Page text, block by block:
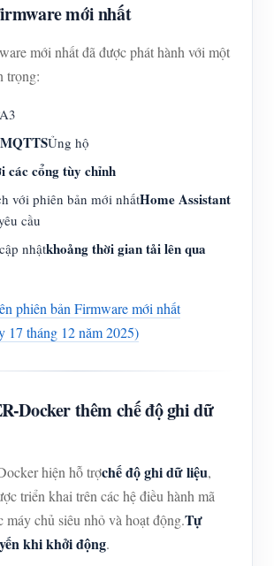
mới nhất
mới nhất đã được phát hành với một
trọng:
MQTTSỦng hộ
các cổng tùy chỉnh
với phiên bản mới nhấtHome Assistant
cầu
nhậtkhoảng thời gian tải lên qua
phiên bản Firmware mới nhất
17 tháng 12 năm 2025)
Docker thêm chế độ ghi dữ
hiện hỗ trợchế độ ghi dữ liệu,
triển khai trên các hệ điều hành mã
máy chủ siêu nhỏ và hoạt động.Tự
khi khởi động.